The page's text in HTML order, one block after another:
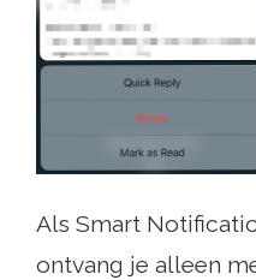
Als Smart
ontvang je alleen